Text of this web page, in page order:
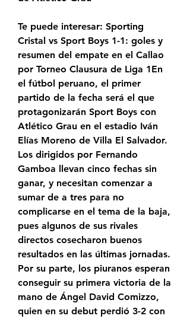
Te puede interesar: Sporting
Cristal vs Sport Boys 1-1: goles y
resumen del empate en el Callao
por Torneo Clausura de Liga 1En
el fútbol peruano, el primer
partido de la fecha será el que
protagonizarán Sport Boys con
Atlético Grau en el estadio Iván
Elías Moreno de Villa El Salvador.
Los dirigidos por Fernando
Gamboa llevan cinco fechas sin
ganar, y necesitan comenzar a
sumar de a tres para no
complicarse en el tema de la baja,
pues algunos de sus rivales
directos cosecharon buenos
resultados en las últimas jornadas.
Por su parte, los piuranos esperan
conseguir su primera victoria de la
mano de Ángel David Comizzo,
quien en su debut perdió 3-2 con